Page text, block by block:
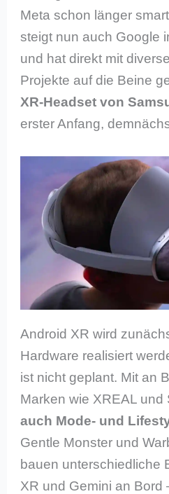
Meta schon länger
steigt nun auch Google
und hat direkt mit
Projekte auf die Beine
XR-Headset von
erster Anfang,
Android XR wird
Hardware realisiert
ist nicht geplant. Mit an
Marken wie XREAL und
auch Mode- und
Gentle Monster und
bauen unterschiedliche
XR und Gemini an Bord